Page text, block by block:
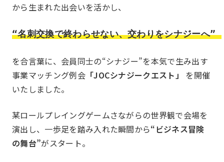
お知らせ
から生まれた出会いを活かし、
“名刺交換で終わらせない、交わりをシナジーへ”
を合言葉に、会員同士の“シナジー”を本気で生み出す
事業マッチング例会「JOCシナジークエスト」
を開催
いたしました。
某ロールプレイングゲームさながらの世界観で会場を
演出し、一歩足を踏み入れた瞬間から“ビジネス冒険
の舞台”がスタート。